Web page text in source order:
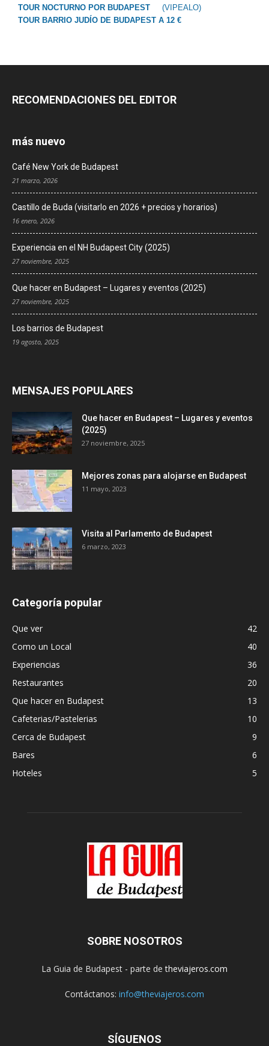
TOUR NOCTURNO POR BUDAPEST
(VIPEALO)
TOUR BARRIO JUDÍO DE BUDAPEST A 12 €
RECOMENDACIONES DEL EDITOR
más nuevo
Café New York de Budapest
21 marzo, 2026
Castillo de Buda (visitarlo en 2026 + precios y horarios)
16 enero, 2026
Experiencia en el NH Budapest City (2025)
27 noviembre, 2025
Que hacer en Budapest – Lugares y eventos (2025)
27 noviembre, 2025
Los barrios de Budapest
19 agosto, 2025
MENSAJES POPULARES
Que hacer en Budapest – Lugares y eventos
(2025)
27 noviembre, 2025
Mejores zonas para alojarse en Budapest
11 mayo, 2023
Visita al Parlamento de Budapest
6 marzo, 2023
Categoría popular
Que ver
42
Como un Local
40
Experiencias
36
Restaurantes
20
Que hacer en Budapest
13
Cafeterias/Pastelerias
10
Cerca de Budapest
9
Bares
6
Hoteles
5
SOBRE NOSOTROS
La Guia de Budapest - parte detheviajeros.com
Contáctanos: info@theviajeros.com
SÍGUENOS